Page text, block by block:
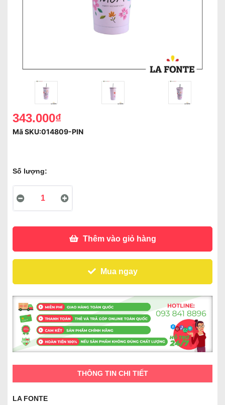
343.000₫
Mã SKU:014809-PIN
Số lượng:
Thêm vào giỏ hàng
Mua ngay
THÔNG TIN CHI TIẾT
LA FONTE